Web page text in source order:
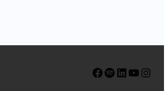
Facebook Spotify LinkedIn YouTube Instagram